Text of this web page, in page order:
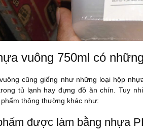
vuông 750ml có
cũng giống như những loại hộp
tủ lạnh hay đựng đồ ăn chín. Tuy
thông thường khác như:
được làm bằng nhựa